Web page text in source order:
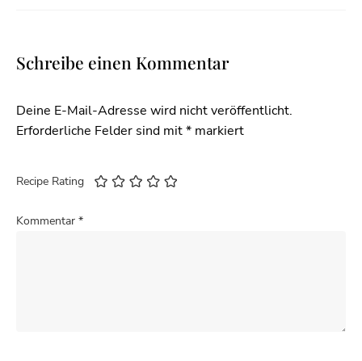
Schreibe einen Kommentar
Deine E-Mail-Adresse wird nicht veröffentlicht.
Erforderliche Felder sind mit* markiert
Recipe Rating
Kommentar *